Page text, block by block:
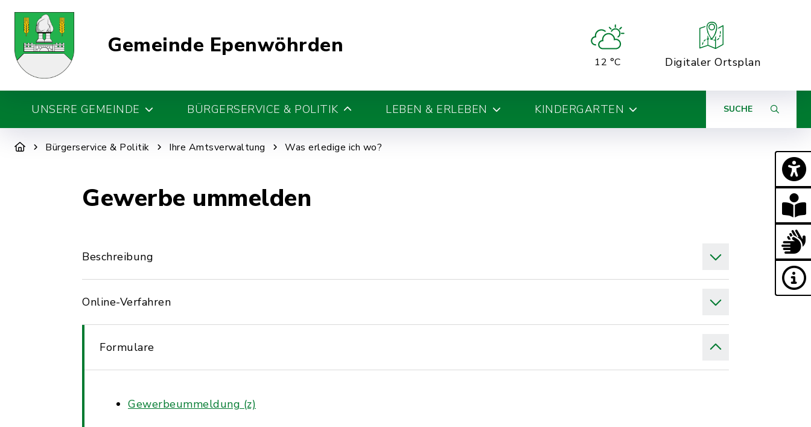
Gemeinde Epenwöhrden
12 °C Digitaler Ortsplan
UNSERE GEMEINDE BÜRGERSERVICE & POLITIK LEBEN & ERLEBEN KINDERGARTEN SUCHE
Bürgerservice & Politik Ihre Amtsverwaltung Was erledige ich wo?
Gewerbe ummelden
Beschreibung
Online-Verfahren
Formulare
Gewerbeummeldung (z)